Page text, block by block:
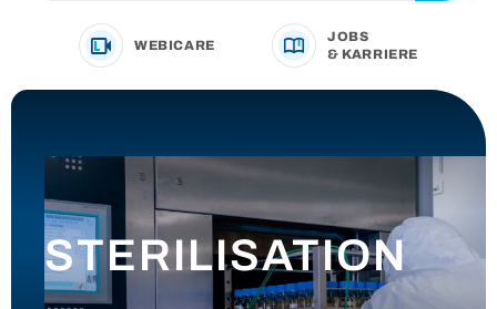
WEBICARE
JOBS
& KARRIERE
UNSER ANGEBOT
VORSTELLUNG DER GRUPPE
STERILISATION